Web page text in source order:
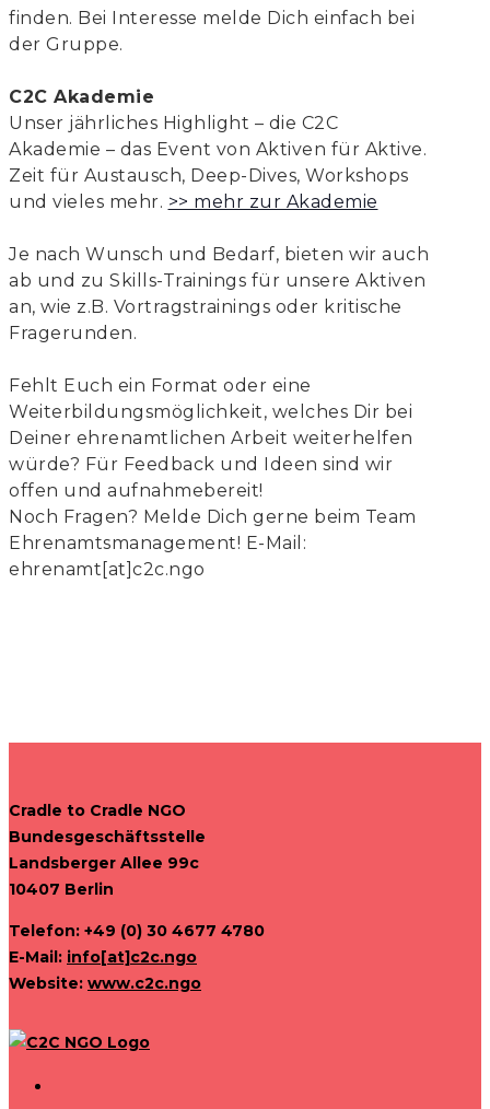
finden. Bei Interesse melde Dich einfach bei
der Gruppe.
C2C Akademie
Unser jährliches Highlight – die C2C
Akademie – das Event von Aktiven für Aktive.
Zeit für Austausch, Deep-Dives, Workshops
und vieles mehr. >> mehr zur Akademie
Je nach Wunsch und Bedarf, bieten wir auch
ab und zu Skills-Trainings für unsere Aktiven
an, wie z.B. Vortragstrainings oder kritische
Fragerunden.
Fehlt Euch ein Format oder eine
Weiterbildungsmöglichkeit, welches Dir bei
Deiner ehrenamtlichen Arbeit weiterhelfen
würde? Für Feedback und Ideen sind wir
offen und aufnahmebereit!
Noch Fragen? Melde Dich gerne beim Team
Ehrenamtsmanagement! E-Mail:
ehrenamt[at]c2c.ngo
Cradle to Cradle NGO
Bundesgeschäftsstelle
Landsberger Allee 99c
10407 Berlin
Telefon: +49 (0) 30 4677 4780
E-Mail: info[at]c2c.ngo
Website: www.c2c.ngo